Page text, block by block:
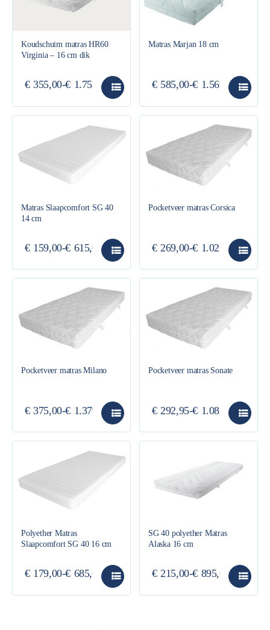
Koudschuim matras HR60
Virginia – 16 cm dik
€ 355,00-€ 1.755,00
Matras Marjan 18 cm
€ 585,00-€ 1.569,00
Matras Slaapcomfort SG 40
14 cm
€ 159,00-€ 615,00
Pocketveer matras Corsica
€ 269,00-€ 1.025,00
Pocketveer matras Milano
€ 375,00-€ 1.379,00
Pocketveer matras Sonate
€ 292,95-€ 1.085,00
Polyether Matras
Slaapcomfort SG 40 16 cm
€ 179,00-€ 685,00
SG 40 polyether Matras
Alaska 16 cm
€ 215,00-€ 895,00